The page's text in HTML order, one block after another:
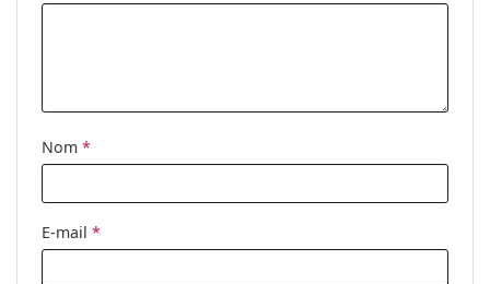
Nom *
E-mail *